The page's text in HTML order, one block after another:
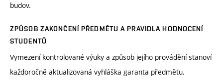
budov.
ZPŮSOB ZAKONČENÍ PŘEDMĚTU A PRAVIDLA HODNOCENÍ
STUDENTŮ
Vymezení kontrolované výuky a způsob jejího provádění stanoví
každoročně aktualizovaná vyhláška garanta předmětu.